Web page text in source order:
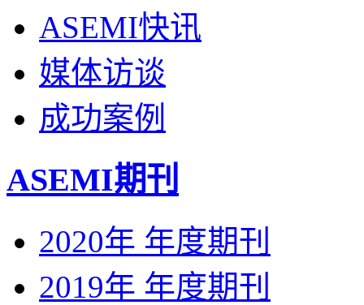
ASEMI快讯
媒体访谈
成功案例
ASEMI期刊
2020年 年度期刊
2019年 年度期刊